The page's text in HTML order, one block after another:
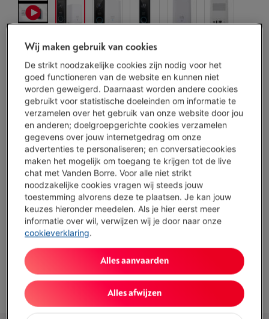
Morgen geleverd
€ 125,00
Ofbetalen per maand -Simulatie
Let op, geld lenen kost ook geld.
Minder dan 10 in stock, bestel nu!
Koop nu
Vergelijken
Troeven
Type: Smart deurbel
Toon alle specificaties
Wij maken gebruik van cookies
De strikt noodzakelijke cookies zijn nodig voor het
goed functioneren van de website en kunnen niet
worden geweigerd. Daarnaast worden andere cookies
gebruikt voor statistische doeleinden om informatie te
verzamelen over het gebruik van onze website door jou
en anderen; doelgroepgerichte cookies verzamelen
gegevens over jouw internetgedrag om onze
advertenties te personaliseren; en conversatiecookies
maken het mogelijk om toegang te krijgen tot de live
chat met Vanden Borre. Voor alle niet strikt
noodzakelijke cookies vragen wij steeds jouw
toestemming alvorens deze te plaatsen. Je kan jouw
keuzes hieronder meedelen. Als je hier eerst meer
informatie over wil, verwijzen wij je door naar onze
cookieverklaring.
Alles afwijzen
Alles aanvaarden